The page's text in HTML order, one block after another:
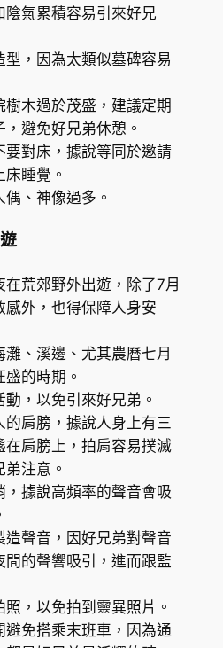
陰氣累積容易引來好兄
型，因為太類似墓碑容易
樹木過於茂盛，建議定期
避免好兄弟休憩。
要對床，據說等同於邀請
睡覺。
、神像過多。
荒郊野外出遊，除了7月
感外，也得保障人身安
、溪邊、尤其農曆七月
的時期。
，以免引來好兄弟。
的肩膀，據說人身上有三
在肩膀上，拍肩容易撲滅
注意。
，據說高頻率的聲音會吸
造聲音，因好兄弟對聲音
間的聲響吸引，進而跟監
，以免拍到靈異照片。
避免搭乘末班車，因為通